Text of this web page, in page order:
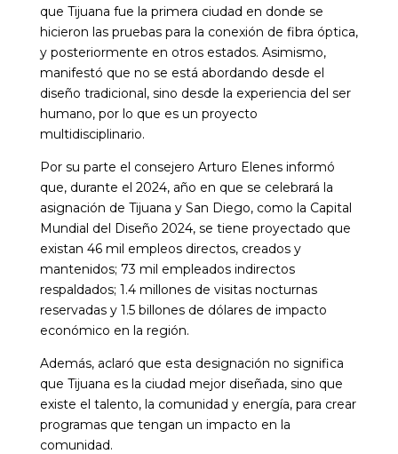
que Tijuana fue la primera ciudad en donde se
hicieron las pruebas para la conexión de fibra óptica,
y posteriormente en otros estados. Asimismo,
manifestó que no se está abordando desde el
diseño tradicional, sino desde la experiencia del ser
humano, por lo que es un proyecto
multidisciplinario.
Por su parte el consejero Arturo Elenes informó
que, durante el 2024, año en que se celebrará la
asignación de Tijuana y San Diego, como la Capital
Mundial del Diseño 2024, se tiene proyectado que
existan 46 mil empleos directos, creados y
mantenidos; 73 mil empleados indirectos
respaldados; 1.4 millones de visitas nocturnas
reservadas y 1.5 billones de dólares de impacto
económico en la región.
Además, aclaró que esta designación no significa
que Tijuana es la ciudad mejor diseñada, sino que
existe el talento, la comunidad y energía, para crear
programas que tengan un impacto en la
comunidad.